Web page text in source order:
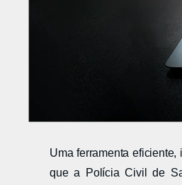
Uma ferramenta
que a Polícia Civil de